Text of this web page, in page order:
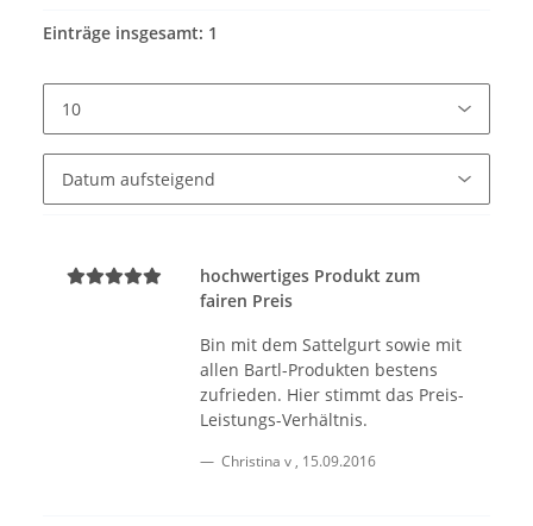
Einträge insgesamt: 1
hochwertiges Produkt zum
fairen Preis
Bin mit dem Sattelgurt sowie mit
allen Bartl-Produkten bestens
zufrieden. Hier stimmt das Preis-
Leistungs-Verhältnis.
Christina v , 15.09.2016